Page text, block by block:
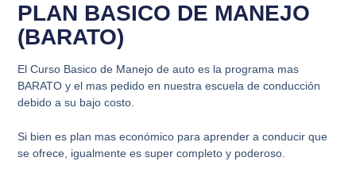
PLAN BASICO DE MANEJO
(BARATO)
El Curso Basico de Manejo de auto es la programa mas
BARATO y el mas pedido en nuestra escuela de conducción
debido a su bajo costo.
Si bien es plan mas económico para aprender a conducir que
se ofrece, igualmente es super completo y poderoso.